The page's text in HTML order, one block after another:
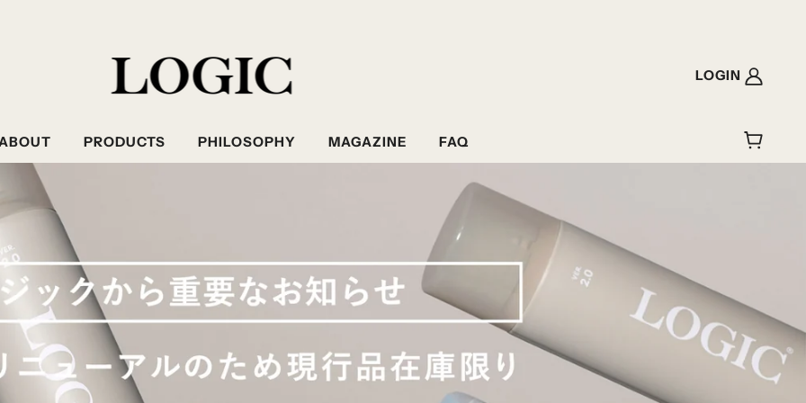
LOGIN
PRODUCTS PHILOSOPHY MAGAZINE FAQ